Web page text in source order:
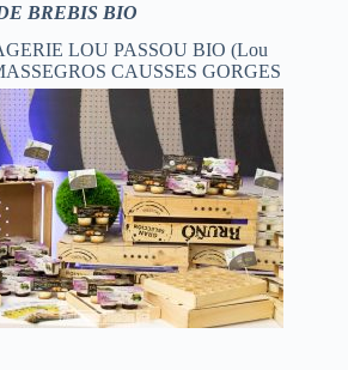
BREBIS BIO
LOU PASSOU BIO (Lou
CAUSSES GORGES